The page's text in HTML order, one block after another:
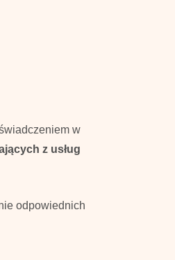
w
z usług
odpowiednich